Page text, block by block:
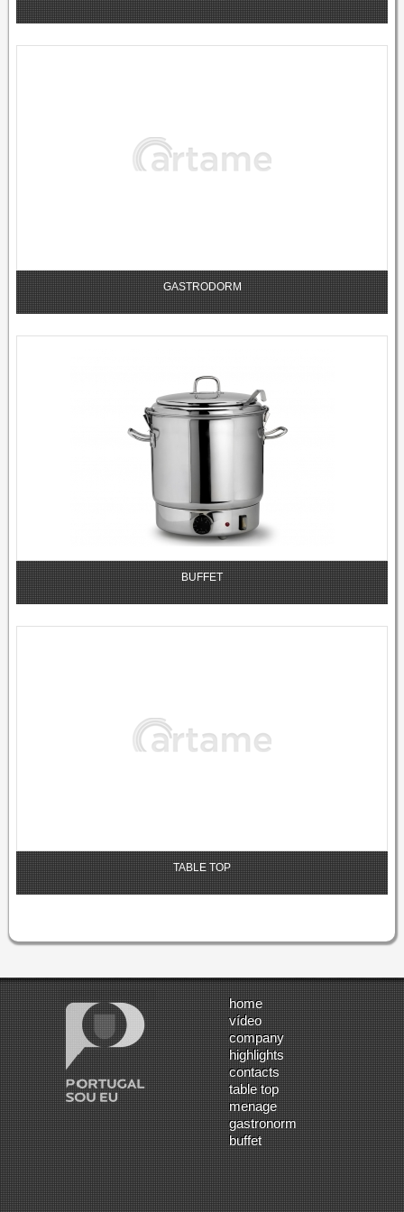
GASTRODORM
BUFFET
TABLE TOP
home
vídeo
company
highlights
contacts
table top
menage
gastronorm
buffet